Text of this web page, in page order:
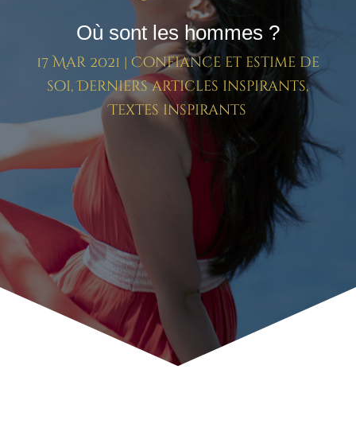
Où sont les hommes ?
17 Mar 2021 | Confiance et estime de
soi,Derniers articles inspirants,
Textes inspirants